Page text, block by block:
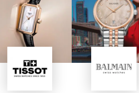
Immagine